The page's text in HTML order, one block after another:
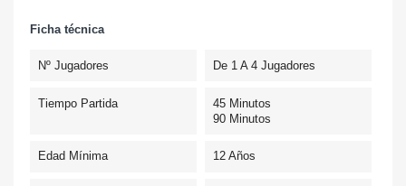
Ficha técnica
Nº Jugadores De 1 A 4 Jugadores
Tiempo Partida
45 Minutos
90 Minutos
Edad Mínima 12 Años